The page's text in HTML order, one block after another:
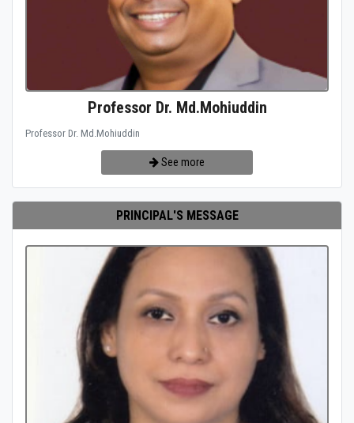
Professor Dr. Md.Mohiuddin
Professor Dr. Md.Mohiuddin
See more
PRINCIPAL'S MESSAGE